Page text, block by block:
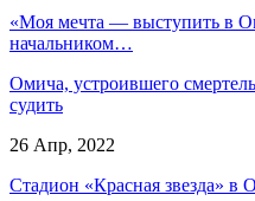
«Моя мечта — выступить в
начальником…
Омича, устроившего
судить
26 Апр, 2022
Стадион «Красная звезда» в